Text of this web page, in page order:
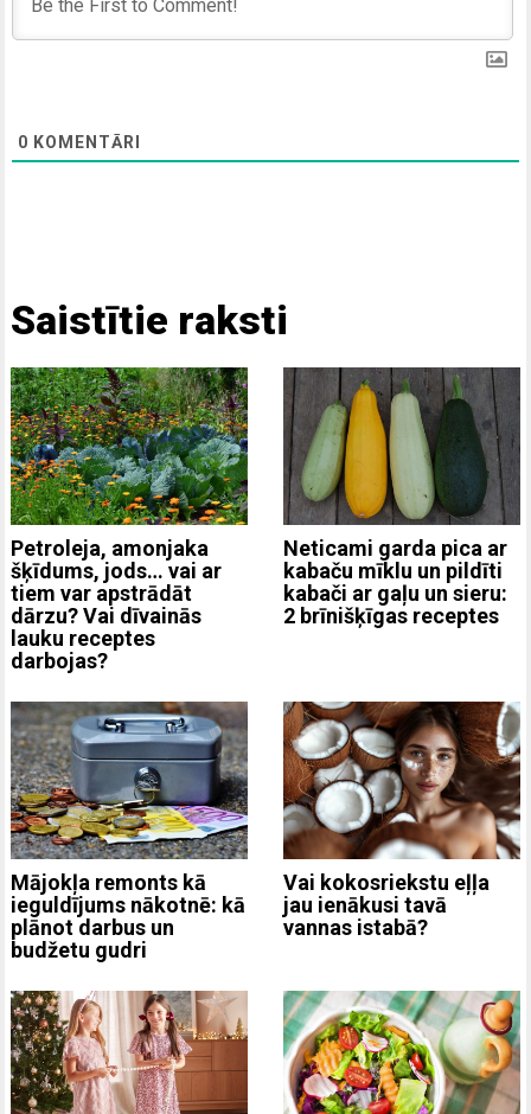
0 KOMENTĀRI
Saistītie raksti
Petroleja, amonjaka
šķīdums, jods… vai ar
tiem var apstrādāt
dārzu? Vai dīvainās
lauku receptes
darbojas?
Neticami garda pica ar
kabaču mīklu un pildīti
kabači ar gaļu un sieru:
2 brīnišķīgas receptes
Mājokļa remonts kā
ieguldījums nākotnē: kā
plānot darbus un
budžetu gudri
Vai kokosriekstu eļļa
jau ienākusi tavā
vannas istabā?